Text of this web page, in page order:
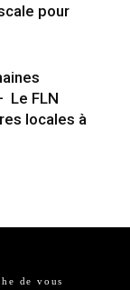
pour
Le FLN
locales à
de vous